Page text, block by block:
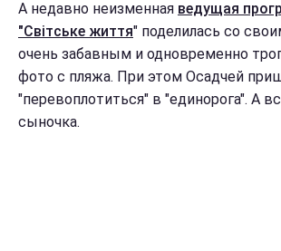
А недавно неизменная ведущая
"Світське життя" поделилась со
очень забавным и одновременно
фото с пляжа. При этом Осадчей
"перевоплотиться" в "единорога". А
сыночка.